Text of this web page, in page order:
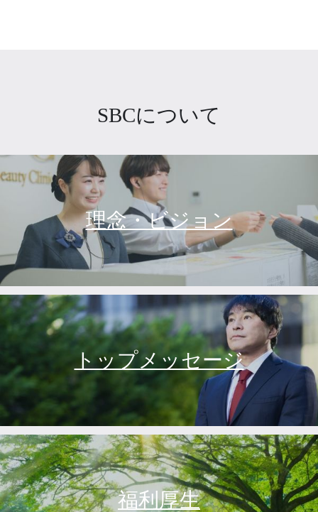
SBCについて
理念・ビジョン
トップメッセージ
福利厚生